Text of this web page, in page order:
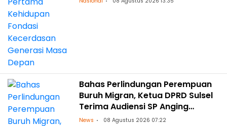
Bahas Perlindungan Perempuan
Buruh Migran, Ketua DPRD Sulsel
Terima Audiensi SP Anging
Mammiri
News 08 Agustus 2026 07:22